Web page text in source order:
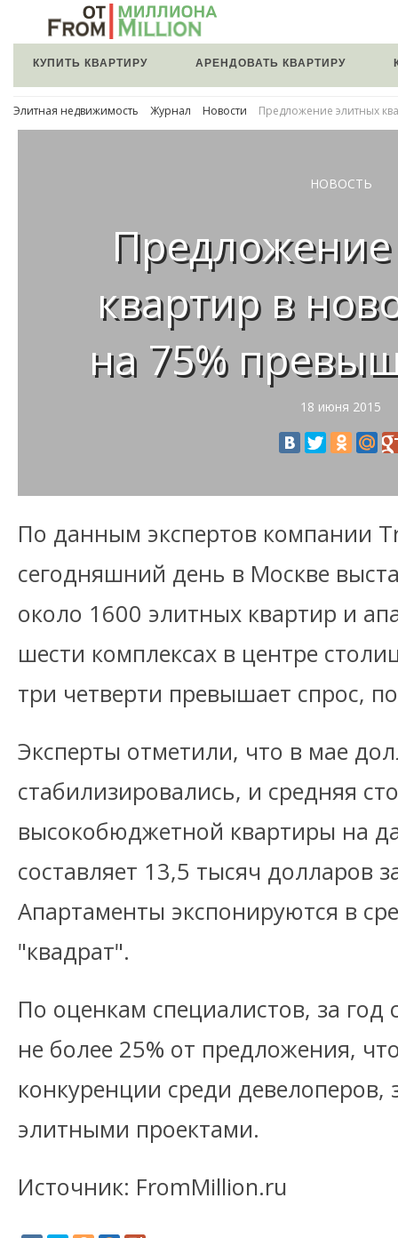
КУПИТЬ КВАРТИРУ АРЕНДОВАТЬ КВАРТИРУ
Элитная недвижимость Журнал Новости Предложение элитных
НОВОСТЬ
квартир в
на 75%
18 июня 2015
По данным экспертов компании
сегодняшний день в Москве
около 1600 элитных квартир и
шести комплексах в центре
три четверти превышает спрос,
Эксперты отметили, что в мае
стабилизировались, и средняя
высокобюджетной квартиры на
составляет 13,5 тысяч долларов
Апартаменты экспонируются в
"квадрат".
По оценкам специалистов, за год
не более 25% от предложения,
конкуренции среди
элитными проектами.
Источник: FromMillion.ru